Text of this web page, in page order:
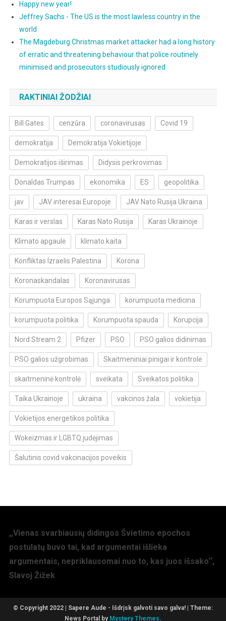
Happy new year!
Jeffrey Sachs - The US is the most lawless country in the
world
The Magdeburg Christmas market attacker had a long history
of erratic and threatening behaviour that police routinely
minimised and prosecutors studiously ignored
RAKTINIAI ŽODŽIAI
Bill Gates cenzūra coronavirusas Covid 19
demokratija Demokratija Vokietijoje
Demokratijos iširimas Didysis perkrovimas
Donaldas Trumpas ekonomika ES geopolitika
jav JAV interesai Europoje JAV Nato Rusija Ukraina
Karas ir verslas Karas Nato Rusija Karas Ukrainoje
Klimato apgaulė klimato kaita
Konfliktas Izraelis Palestina Korona
Koronaskandalas Koronavirusas
Korumpuota Europos Sąjunga korumpuota medicina
korumpuota politika Korumpuota spauda Korupcija
Nord Stream 2 Pfizer PSO PSO galios didinimas
PSO galios užgrobimas Skaitmeniniai pinigai ir kontrolė
skaitmeninė kontrolė sveikata Sveikatos politika
Taika Ukrainoje ukraina vakcinos žala vokietija
Vokietijos energetikos politika
Wokeizmas ir LGBTQ judėjimas
Šalutinis covid vakcinacijos poveikis
,,Vienas svarbiausių didingos Švietimo epochos
postulatų buvo tai, kad argumentai išlieka
argumentais, nepriklausomai nuo to, kas juos išsako‘‘,
Slavoj Žižek
© Copyright 2022 | Sapere Aude - Išdrįsk galvoti savo galva! | Theme:
News Portal by Mystery Themes.